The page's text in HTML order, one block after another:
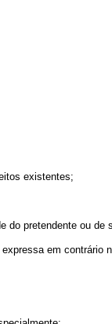
existentes;
do pretendente ou de
em contrário